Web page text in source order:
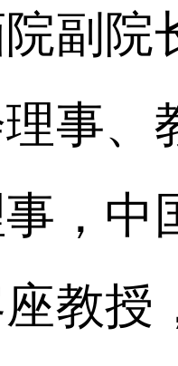
副院
事、
，中
教授